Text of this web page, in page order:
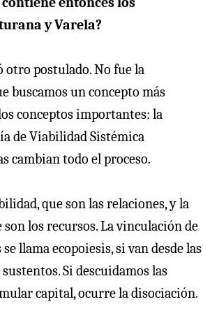
y Varela?
otro postulado. No fue la
buscamos un concepto más
conceptos importantes: la
de Viabilidad Sistémica
cambian todo el proceso.
que son las relaciones, y la
los recursos. La vinculación de
llama ecopoiesis, si van desde las
Si descuidamos las
capital, ocurre la disociación.